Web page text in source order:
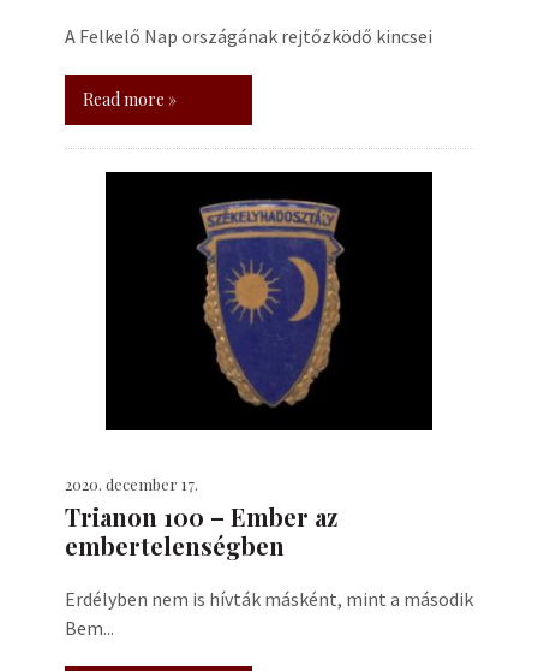
A Felkelő Nap országának rejtőzködő kincsei
Read more »
2020. december 17.
Trianon 100 – Ember az
embertelenségben
Erdélyben nem is hívták másként, mint a második
Bem...